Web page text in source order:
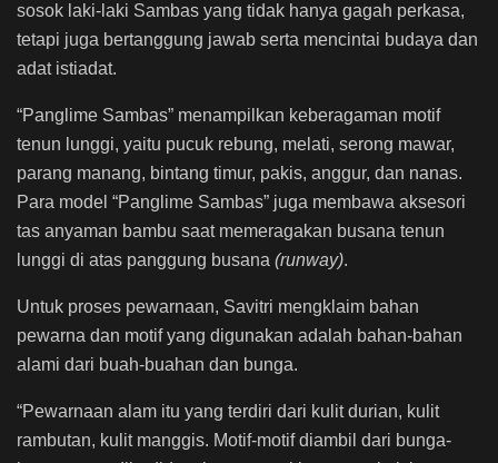
sosok laki-laki Sambas yang tidak hanya gagah perkasa,
tetapi juga bertanggung jawab serta mencintai budaya dan
adat istiadat.
“Panglime Sambas” menampilkan keberagaman motif
tenun lunggi, yaitu pucuk rebung, melati, serong mawar,
parang manang, bintang timur, pakis, anggur, dan nanas.
Para model “Panglime Sambas” juga membawa aksesori
tas anyaman bambu saat memeragakan busana tenun
lunggi di atas panggung busana (runway).
Untuk proses pewarnaan, Savitri mengklaim bahan
pewarna dan motif yang digunakan adalah bahan-bahan
alami dari buah-buahan dan bunga.
“Pewarnaan alam itu yang terdiri dari kulit durian, kulit
rambutan, kulit manggis. Motif-motif diambil dari bunga-